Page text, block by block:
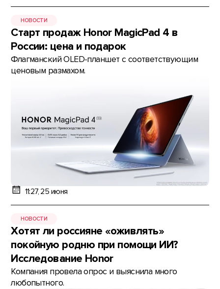
НОВОСТИ
Старт продаж Honor MagicPad 4 в
России: цена и подарок
Флагманский OLED-планшет с соответствующим
ценовым размахом.
11:27, 25 июня
НОВОСТИ
Хотят ли россияне «оживлять»
покойную родню при помощи ИИ?
Исследование Honor
Компания провела опрос и выяснила много
любопытного.